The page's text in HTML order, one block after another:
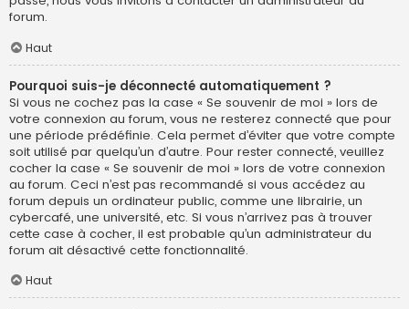
forum.
Haut
Pourquoi suis-je déconnecté automatiquement ?
Si vous ne cochez pas la case « Se souvenir de moi » lors de
votre connexion au forum, vous ne resterez connecté que pour
une période prédéfinie. Cela permet d’éviter que votre compte
soit utilisé par quelqu’un d’autre. Pour rester connecté, veuillez
cocher la case « Se souvenir de moi » lors de votre connexion
au forum. Ceci n’est pas recommandé si vous accédez au
forum depuis un ordinateur public, comme une librairie, un
cybercafé, une université, etc. Si vous n’arrivez pas à trouver
cette case à cocher, il est probable qu’un administrateur du
forum ait désactivé cette fonctionnalité.
Haut